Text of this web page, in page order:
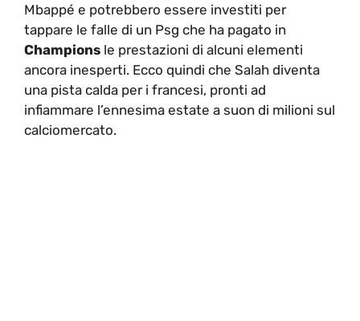
Mbappé e potrebbero essere investiti per
tappare le falle di un Psg che ha pagato in
Champions le prestazioni di alcuni elementi
ancora inesperti. Ecco quindi che Salah diventa
una pista calda per i francesi, pronti ad
infiammare l’ennesima estate a suon di milioni sul
calciomercato.